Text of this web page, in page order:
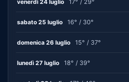
venerdì 24 luglio 17° / 29°
sabato 25 luglio 16° / 30°
domenica 26 luglio 15° / 37°
lunedì 27 luglio 18° / 39°